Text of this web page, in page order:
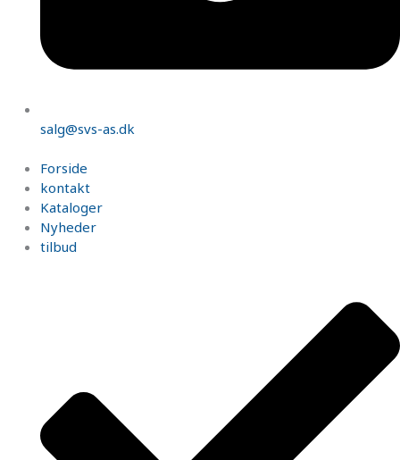
salg@svs-as.dk
Forside
kontakt
Kataloger
Nyheder
tilbud